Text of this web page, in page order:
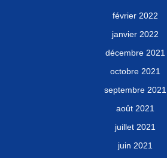
février 2022
janvier 2022
décembre 2021
octobre 2021
septembre 2021
août 2021
juillet 2021
juin 2021